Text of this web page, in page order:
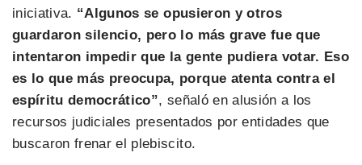
iniciativa. “Algunos se opusieron y otros
guardaron silencio, pero lo más grave fue que
intentaron impedir que la gente pudiera votar. Eso
es lo que más preocupa, porque atenta contra el
espíritu democrático”, señaló en alusión a los
recursos judiciales presentados por entidades que
buscaron frenar el plebiscito.